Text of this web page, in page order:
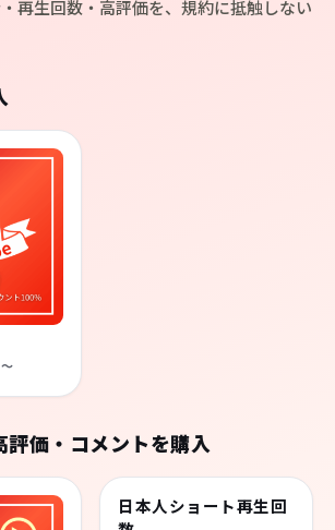
生回数、いいねの増加を無料で試す
録者・再生回数を購入する
再生回数・高評価を、規約に抵触しない